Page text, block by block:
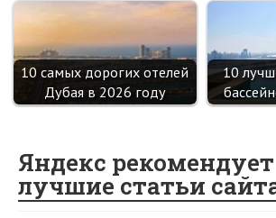
10 самых дорогих отелей
Дубая в 2026 году
10
Яндекс
лучшие статьи